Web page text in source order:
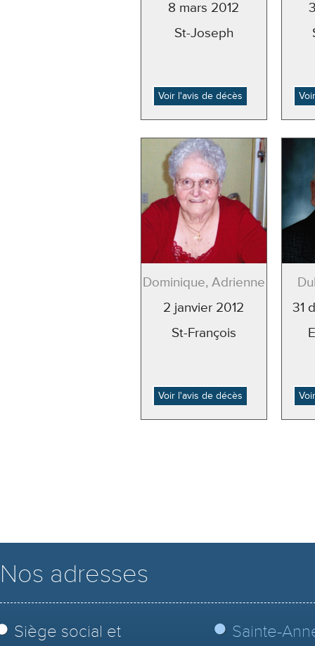
8 mars 2012
St-Joseph
Voir l'avis de décès
Dominique, Adrienne
2 janvier 2012
St-François
Voir l'avis de décès
31
Nos adresses
Siège social et
Sainte-